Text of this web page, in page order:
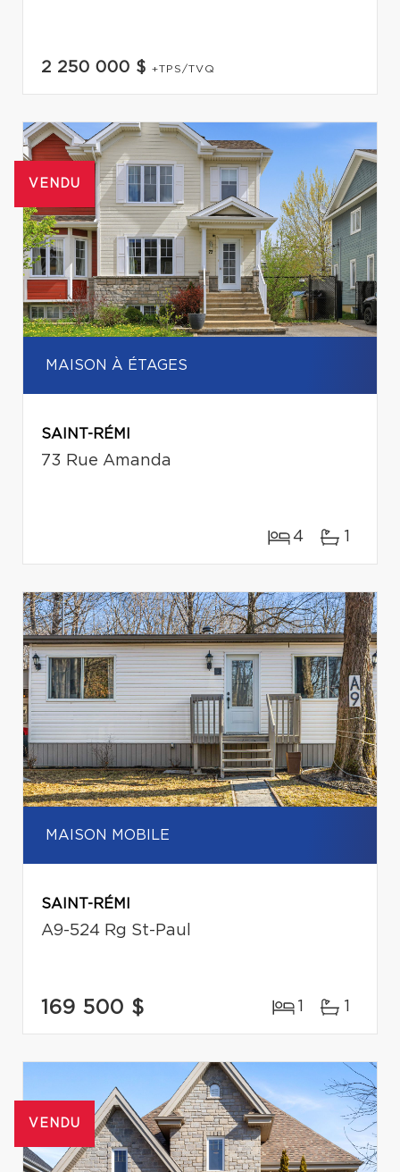
2 250 000 $ +TPS/TVQ
VENDU
MAISON À ÉTAGES
SAINT-RÉMI
73 Rue Amanda
4 1
MAISON MOBILE
SAINT-RÉMI
A9-524 Rg St-Paul
169 500 $ 1 1
VENDU